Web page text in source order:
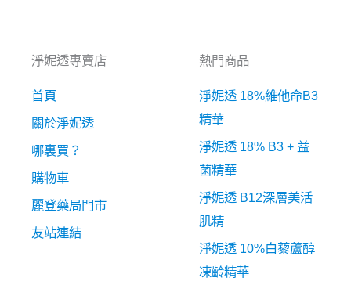
淨妮透專賣店
首頁
關於淨妮透
哪裏買？
購物車
麗登藥局門市
友站連結
熱門商品
淨妮透 18%維他命B3
精華
淨妮透 18% B3 + 益
菌精華
淨妮透 B12深層美活
肌精
淨妮透 10%白藜蘆醇
凍齡精華